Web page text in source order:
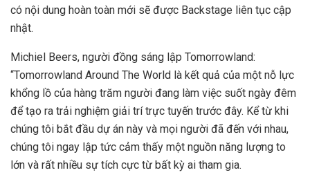
có nội dung hoàn toàn mới sẽ được Backstage liên tục cập
nhật.
Michiel Beers, người đồng sáng lập Tomorrowland:
“Tomorrowland Around The World là kết quả của một nỗ lực
khổng lồ của hàng trăm người đang làm việc suốt ngày đêm
để tạo ra trải nghiệm giải trí trực tuyến trước đây. Kể từ khi
chúng tôi bắt đầu dự án này và mọi người đã đến với nhau,
chúng tôi ngay lập tức cảm thấy một nguồn năng lượng to
lớn và rất nhiều sự tích cực từ bất kỳ ai tham gia.